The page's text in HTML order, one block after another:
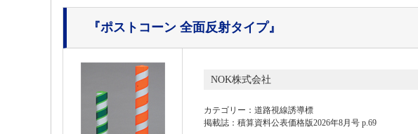
『ポストコーン 全面反射タイプ』
NOK株式会社
カテゴリー：道路視線誘導標
掲載誌：積算資料公表価格版2026年8月号 p.69